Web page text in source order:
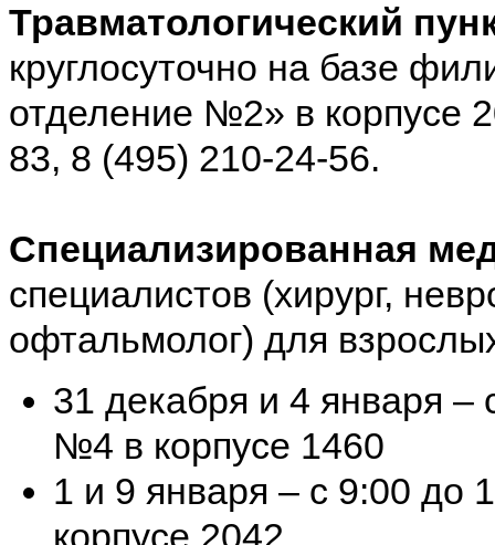
Травматологический
круглосуточно на базе
отделение №2» в корпусе
83, 8 (495) 210-24-56.
Специализированная
специалистов (хирург,
офтальмолог) для
31 декабря и 4 января
№4 в корпусе 1460
1 и 9 января – с 9:00
корпусе 2042